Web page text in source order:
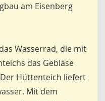
am Eisenberg
Wasserrad, die mit
das Gebläse
Hüttenteich liefert
Mit dem